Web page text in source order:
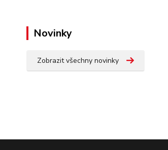
Novinky
Zobrazit všechny novinky